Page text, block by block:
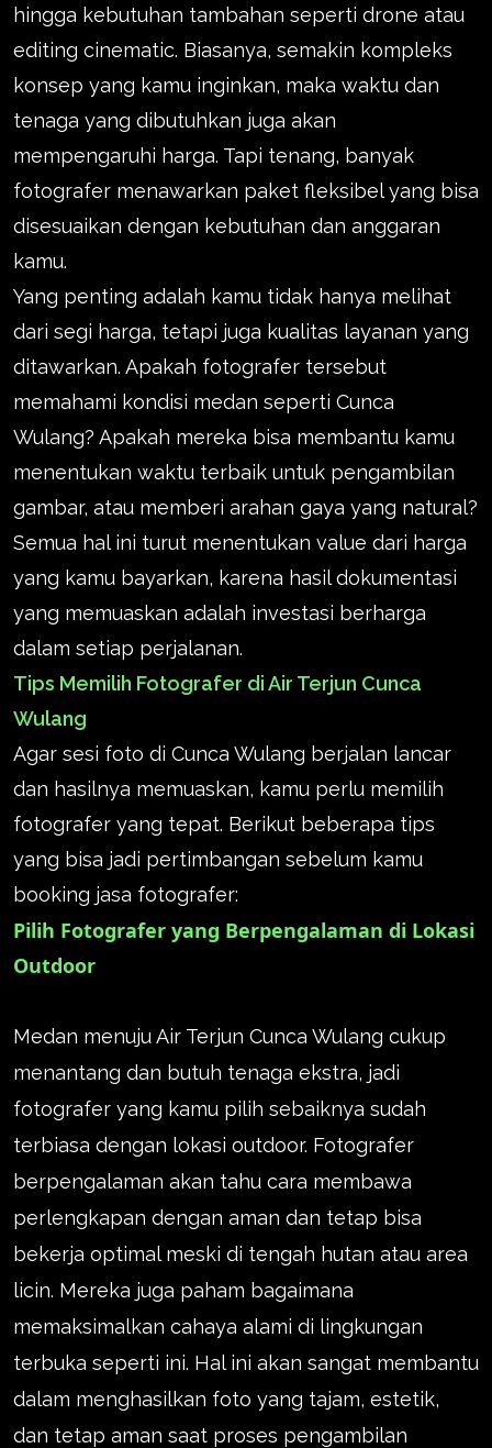
hingga kebutuhan tambahan seperti drone atau
editing cinematic. Biasanya, semakin kompleks
konsep yang kamu inginkan, maka waktu dan
tenaga yang dibutuhkan juga akan
mempengaruhi harga. Tapi tenang, banyak
fotografer menawarkan paket fleksibel yang bisa
disesuaikan dengan kebutuhan dan anggaran
kamu.
Yang penting adalah kamu tidak hanya melihat
dari segi harga, tetapi juga kualitas layanan yang
ditawarkan. Apakah fotografer tersebut
memahami kondisi medan seperti Cunca
Wulang? Apakah mereka bisa membantu kamu
menentukan waktu terbaik untuk pengambilan
gambar, atau memberi arahan gaya yang natural?
Semua hal ini turut menentukan value dari harga
yang kamu bayarkan, karena hasil dokumentasi
yang memuaskan adalah investasi berharga
dalam setiap perjalanan.
Tips Memilih Fotografer di Air Terjun Cunca
Wulang
Agar sesi foto di Cunca Wulang berjalan lancar
dan hasilnya memuaskan, kamu perlu memilih
fotografer yang tepat. Berikut beberapa tips
yang bisa jadi pertimbangan sebelum kamu
booking jasa fotografer:
Pilih Fotografer yang Berpengalaman di Lokasi
Outdoor
Medan menuju Air Terjun Cunca Wulang cukup
menantang dan butuh tenaga ekstra, jadi
fotografer yang kamu pilih sebaiknya sudah
terbiasa dengan lokasi outdoor. Fotografer
berpengalaman akan tahu cara membawa
perlengkapan dengan aman dan tetap bisa
bekerja optimal meski di tengah hutan atau area
licin. Mereka juga paham bagaimana
memaksimalkan cahaya alami di lingkungan
terbuka seperti ini. Hal ini akan sangat membantu
dalam menghasilkan foto yang tajam, estetik,
dan tetap aman saat proses pengambilan